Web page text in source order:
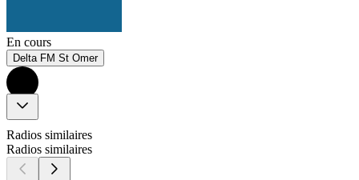
En cours
Delta FM St Omer
Radios similaires
Radios similaires